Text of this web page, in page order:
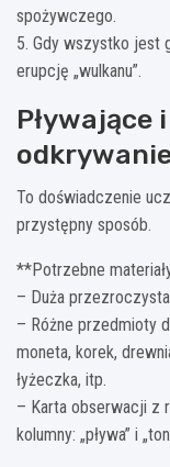
spożywczego.
5. Gdy wszystko jest
erupcję „wulkanu”.
Pływające
To doświadczenie
przystępny sposób.
**Potrzebne
– Duża
– Różne przedmioty
moneta, korek,
łyżeczka, itp.
– Karta obserwacji z
kolumny: „pływa” i